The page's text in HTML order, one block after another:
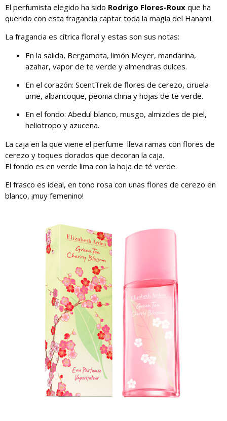
El perfumista elegido ha sido Rodrigo Flores-Roux que ha
querido con esta fragancia captar toda la magia del Hanami.
La fragancia es cítrica floral y estas son sus notas:
En la salida, Bergamota, limón Meyer, mandarina,
azahar, vapor de te verde y almendras dulces.
En el corazón: ScentTrek de flores de cerezo, ciruela
ume, albaricoque, peonia china y hojas de te verde.
En el fondo: Abedul blanco, musgo, almizcles de piel,
heliotropo y azucena.
La caja en la que viene el perfume lleva ramas con flores de
cerezo y toques dorados que decoran la caja.
El fondo es en verde lima con la hoja de té verde.
El frasco es ideal, en tono rosa con unas flores de cerezo en
blanco, ¡muy femenino!